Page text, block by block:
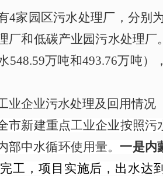
4家园区污水处理厂，分别
厂和低碳产业园污水处理厂
548.59万吨和493.76万吨
业企业污水处理及回用情况
市新建重点工业企业按照
部中水循环使用量。 一是内
工 ， 项目实施后，出水达